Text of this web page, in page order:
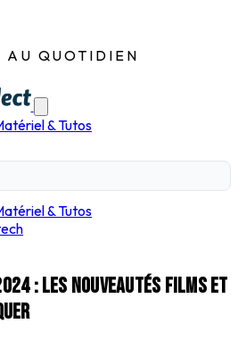
QUOTIDIEN
& Tutos
& Tutos
: les nouveautés films et